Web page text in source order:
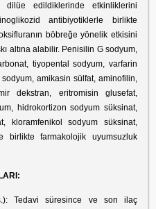
dilüe edildiklerinde etkinliklerini
antibiyotiklerle birlikte
böbreğe yönelik etkisini
altına alabilir. Penisilin G sodyum,
tiyopental sodyum, varfarin
amikasin sülfat, aminofilin,
dekstran, eritromisin glusefat,
hidrokortizon sodyum süksinat,
kloramfenikol sodyum süksinat,
farmakolojik uyumsuzluk
Tedavi süresince ve son ilaç